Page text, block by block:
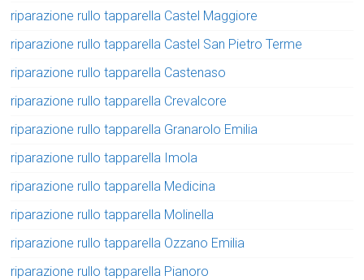
riparazione rullo tapparella Castel Maggiore
riparazione rullo tapparella Castel San Pietro Terme
riparazione rullo tapparella Castenaso
riparazione rullo tapparella Crevalcore
riparazione rullo tapparella Granarolo Emilia
riparazione rullo tapparella Imola
riparazione rullo tapparella Medicina
riparazione rullo tapparella Molinella
riparazione rullo tapparella Ozzano Emilia
riparazione rullo tapparella Pianoro